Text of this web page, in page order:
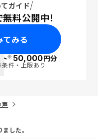
ガイド
料公開中！
てみる
※50,000円分
件・上限あり
声
した。